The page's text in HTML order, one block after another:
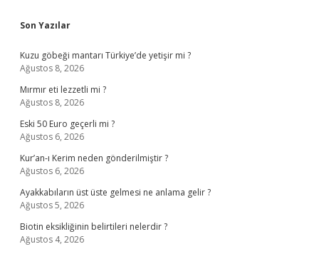
Sidebar
Son Yazılar
Kuzu göbeği mantarı Türkiye’de yetişir mi ?
Ağustos 8, 2026
Mırmır eti lezzetli mi ?
Ağustos 8, 2026
Eski 50 Euro geçerli mi ?
Ağustos 6, 2026
Kur’an-ı Kerim neden gönderilmiştir ?
Ağustos 6, 2026
Ayakkabıların üst üste gelmesi ne anlama gelir ?
Ağustos 5, 2026
Biotin eksikliğinin belirtileri nelerdir ?
Ağustos 4, 2026